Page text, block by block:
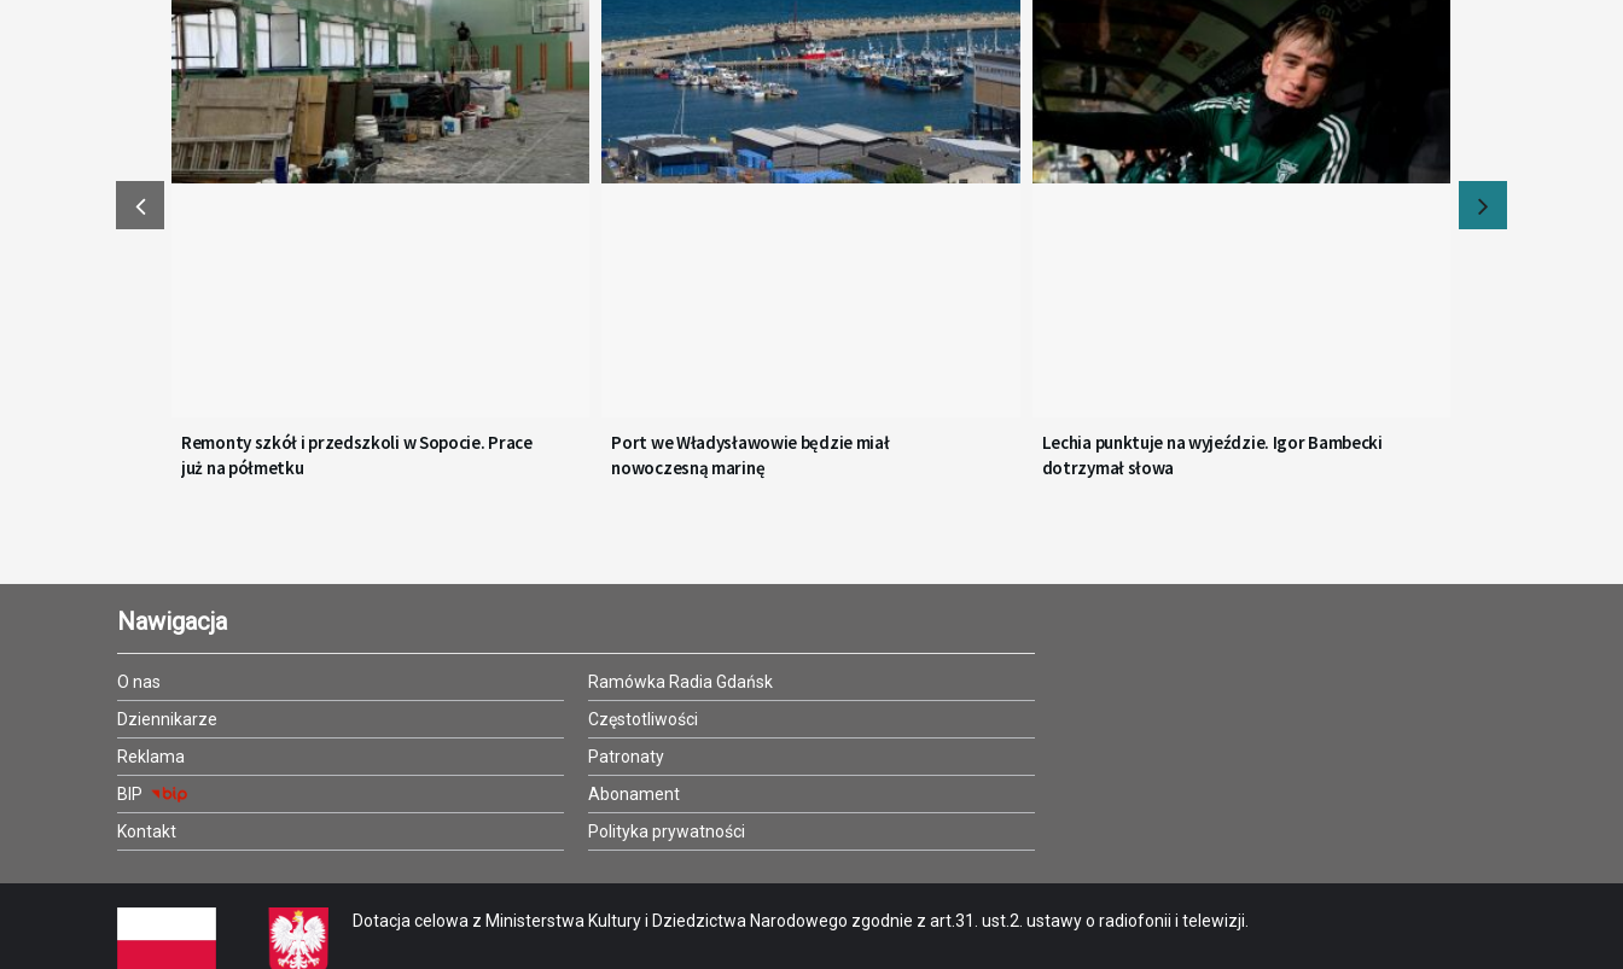
Remonty szkół i przedszkoli w Sopocie. Prace
już na półmetku
Port we Władysławowie będzie miał
nowoczesną marinę
Lechia punktuje na wyjeździe. Igor Bambecki
dotrzymał słowa
Nawigacja
O nas
Dziennikarze
Reklama
BIP
Kontakt
Ramówka Radia Gdańsk
Częstotliwości
Patronaty
Abonament
Polityka prywatności
Dotacja celowa z Ministerstwa Kultury i Dziedzictwa Narodowego zgodnie z art.31. ust.2. ustawy o radiofonii i telewizji.